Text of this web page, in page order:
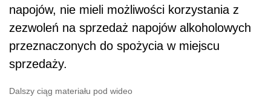
napojów, nie mieli możliwości korzystania z
zezwoleń na sprzedaż napojów alkoholowych
przeznaczonych do spożycia w miejscu
sprzedaży.
Dalszy ciąg materiału pod wideo